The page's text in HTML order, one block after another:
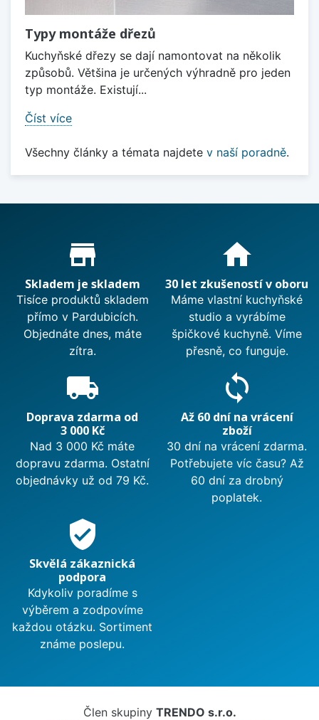
Typy montáže dřezů
Kuchyňské dřezy se dají namontovat na několik
způsobů. Většina je určených výhradně pro jeden
typ montáže. Existují...
Číst více
Všechny články a témata najdete v naší poradně.
Proč nakupovat u nás?
store_mall_directory
Skladem je skladem
Tisíce produktů skladem
přímo v Pardubicích.
Objednáte dnes, máte
zítra.
home
30 let zkušeností v oboru
Máme vlastní kuchyňské
studio a vyrábíme
špičkové kuchyně. Víme
přesně, co funguje.
local_shipping
Doprava zdarma od
3 000 Kč
Nad 3 000 Kč máte
dopravu zdarma. Ostatní
objednávky už od 79 Kč.
sync
Až 60 dní na vrácení
zboží
30 dní na vrácení zdarma.
Potřebujete víc času? Až
60 dní za drobný
poplatek.
verified_user
Skvělá zákaznická
podpora
Kdykoliv poradíme s
výběrem a zodpovíme
každou otázku. Sortiment
známe poslepu.
Člen skupiny TRENDO s.r.o.